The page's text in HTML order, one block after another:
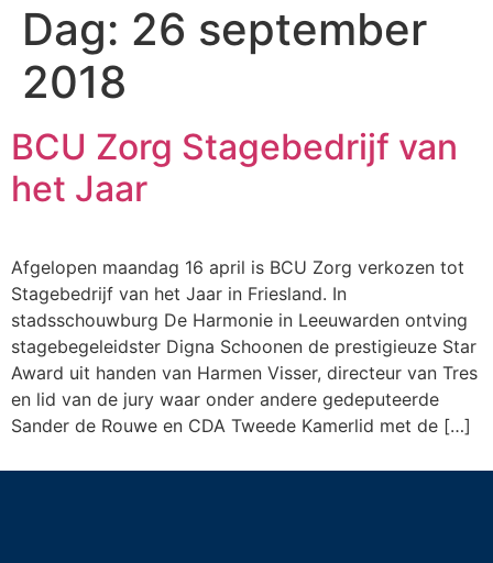
Dag: 26 september
2018
BCU Zorg Stagebedrijf van
het Jaar
Afgelopen maandag 16 april is BCU Zorg verkozen tot
Stagebedrijf van het Jaar in Friesland. In
stadsschouwburg De Harmonie in Leeuwarden ontving
stagebegeleidster Digna Schoonen de prestigieuze Star
Award uit handen van Harmen Visser, directeur van Tres
en lid van de jury waar onder andere gedeputeerde
Sander de Rouwe en CDA Tweede Kamerlid met de […]